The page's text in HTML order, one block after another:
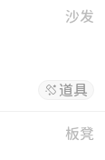
沙发
 道具
板凳